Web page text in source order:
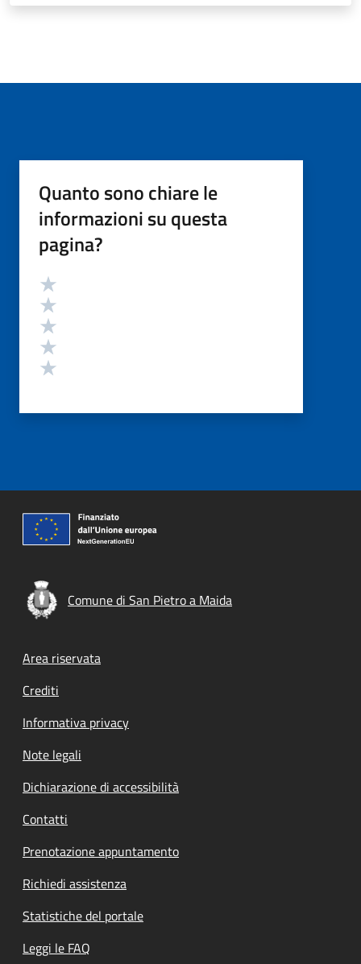
Quanto sono chiare le
informazioni su questa
pagina?
Valutazione
Comune di San Pietro a Maida
Footer menu
Area riservata
Crediti
Informativa privacy
Note legali
Dichiarazione di accessibilità
Contatti
Prenotazione appuntamento
Richiedi assistenza
Statistiche del portale
Leggi le FAQ